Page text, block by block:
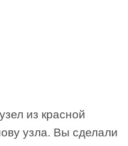
из красной
узла. Вы сделали